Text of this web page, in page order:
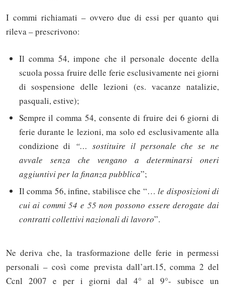
I commi richiamati – ovvero due di essi per quanto qui
rileva – prescrivono:
Il comma 54, impone che il personale docente della
scuola possa fruire delle ferie esclusivamente nei giorni
di sospensione delle lezioni (es. vacanze natalizie,
pasquali, estive);
Sempre il comma 54, consente di fruire dei 6 giorni di
ferie durante le lezioni, ma solo ed esclusivamente alla
condizione di “… sostituire il personale che se ne
avvale senza che vengano a determinarsi oneri
aggiuntivi per la finanza pubblica”;
Il comma 56, infine, stabilisce che “… le disposizioni di
cui ai commi 54 e 55 non possono essere derogate dai
contratti collettivi nazionali di lavoro”.
Ne deriva che, la trasformazione delle ferie in permessi
personali – così come prevista dall’art.15, comma 2 del
Ccnl 2007 e per i giorni dal 4° al 9°- subisce un